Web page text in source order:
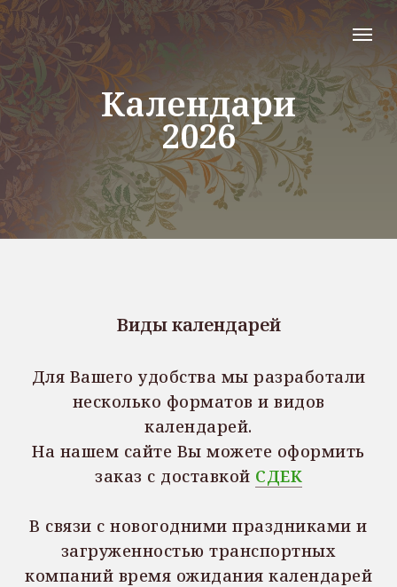
Календари
2026
Виды календарей
Для Вашего удобства мы разработали
несколько форматов и видов
календарей.
На нашем сайте Вы можете оформить
заказ с доставкой СДЕК
В связи с новогодними праздниками и
загруженностью транспортных
компаний время ожидания календарей